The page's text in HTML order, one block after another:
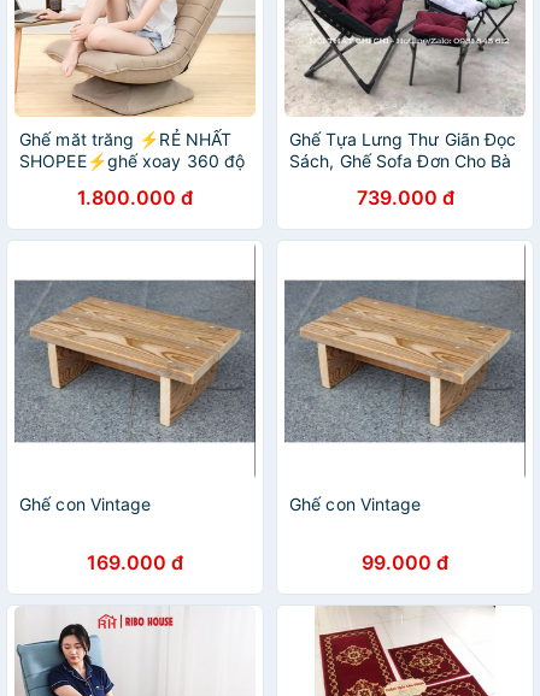
Ghế măt trăng ⚡RẺ NHẤT
SHOPEE⚡ghế xoay 360 độ
phim , chống mỏi lưng
1.800.000 đ
Ghế Tựa Lưng Thư Giãn Đọc
Sách, Ghế Sofa Đơn Cho Bà
Kèm Gối Và Ghế Gác Chân
739.000 đ
Ghế con Vintage
169.000 đ
Ghế con Vintage
99.000 đ